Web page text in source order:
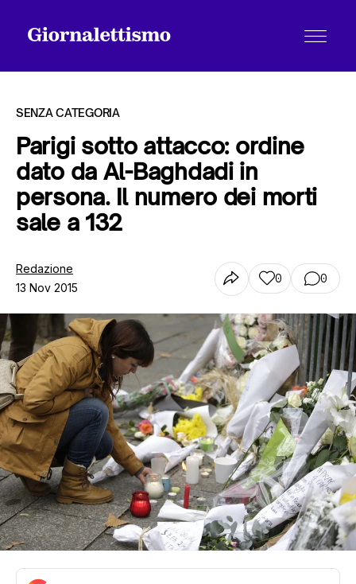
Tutti gli articoli
SENZA CATEGORIA
Parigi sotto attacco: ordine
dato da Al-Baghdadi in
persona. Il numero dei morti
sale a 132
Redazione
13 Nov 2015
0 0